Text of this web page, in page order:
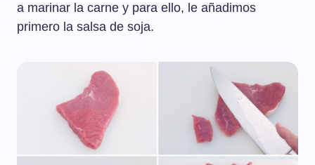
a marinar la carne y para ello, le añadimos
primero la salsa de soja.